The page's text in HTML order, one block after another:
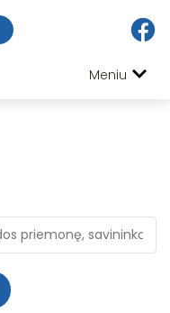
Meniu